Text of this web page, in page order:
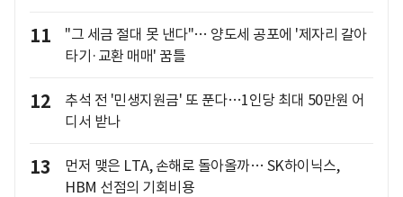
11
"그 세금 절대 못 낸다"… 양도세 공포에 '제자리 갈아
타기·교환 매매' 꿈틀
12
추석 전 '민생지원금' 또 푼다…1인당 최대 50만원 어
디서 받나
13
먼저 맺은 LTA, 손해로 돌아올까… SK하이닉스,
HBM 선점의 기회비용